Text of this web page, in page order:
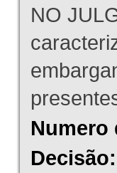
NO
Numero
Decisão: